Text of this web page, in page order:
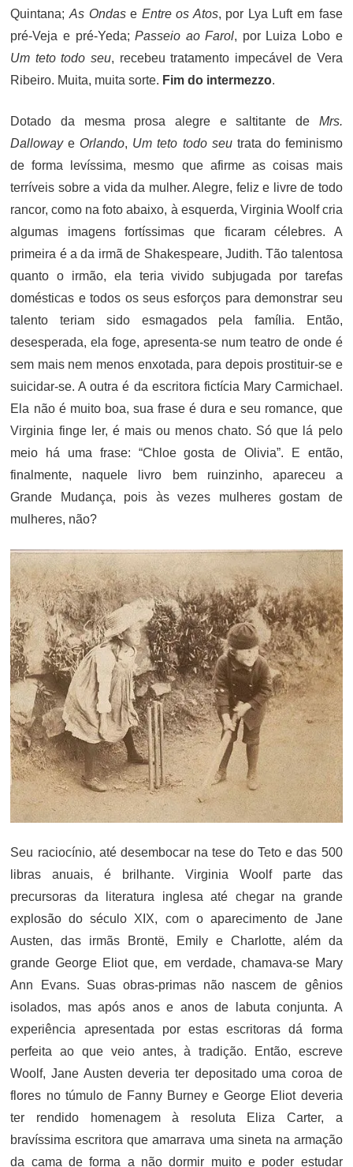
Quintana;As Ondase Entre os Atos, por Lya Luft em fase
pré-Veja e pré-Yeda;Passeio ao Farol, por Luiza Lobo e
Um teto todo seu, recebeu tratamento impecável de Vera
Ribeiro. Muita, muita sorte. Fim do intermezzo.
Dotado da mesma prosa alegre e saltitante de Mrs.
Dallowaye Orlando, Um teto todo seutrata do feminismo
de forma levíssima, mesmo que afirme as coisas mais
terríveis sobre a vida da mulher. Alegre, feliz e livre de todo
rancor, como na foto abaixo, à esquerda, Virginia Woolf cria
algumas imagens fortíssimas que ficaram célebres. A
primeira é a da irmã de Shakespeare, Judith. Tão talentosa
quanto o irmão, ela teria vivido subjugada por tarefas
domésticas e todos os seus esforços para demonstrar seu
talento teriam sido esmagados pela família. Então,
desesperada, ela foge, apresenta-se num teatro de onde é
sem mais nem menos enxotada, para depois prostituir-se e
suicidar-se. A outra é da escritora fictícia Mary Carmichael.
Ela não é muito boa, sua frase é dura e seu romance, que
Virginia finge ler, é mais ou menos chato. Só que lá pelo
meio há uma frase: “Chloe gosta de Olivia”. E então,
finalmente, naquele livro bem ruinzinho, apareceu a
Grande Mudança, pois às vezes mulheres gostam de
mulheres, não?
Seu raciocínio, até desembocar na tese do Teto e das 500
libras anuais, é brilhante. Virginia Woolf parte das
precursoras da literatura inglesa até chegar na grande
explosão do século XIX, com o aparecimento de Jane
Austen, das irmãs Brontë, Emily e Charlotte, além da
grande George Eliot que, em verdade, chamava-se Mary
Ann Evans. Suas obras-primas não nascem de gênios
isolados, mas após anos e anos de labuta conjunta. A
experiência apresentada por estas escritoras dá forma
perfeita ao que veio antes, à tradição. Então, escreve
Woolf, Jane Austen deveria ter depositado uma coroa de
flores no túmulo de Fanny Burney e George Eliot deveria
ter rendido homenagem à resoluta Eliza Carter, a
bravíssima escritora que amarrava uma sineta na armação
da cama de forma a não dormir muito e poder estudar